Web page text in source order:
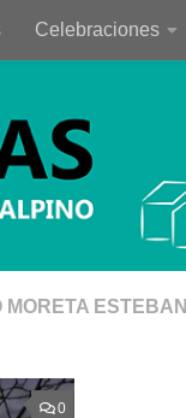
Celebraciones
MORETA ESTEBAN
0